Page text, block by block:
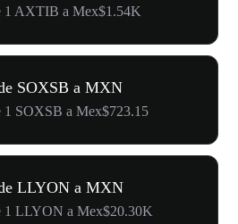
1 AXTIB a Mex$1.54K
SOXSB a MXN
1 SOXSB a Mex$723.15
LLYON a MXN
1 LLYON a Mex$20.30K